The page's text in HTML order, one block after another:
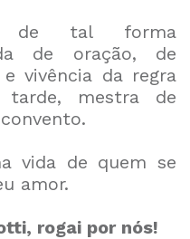
de tal forma
de oração, de
vivência da regra
tarde, mestra de
vida de quem se
amor.
rogai por nós!